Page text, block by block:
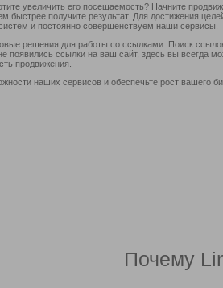
увеличить его посещаемость? Начните
быстрее получите результат. Для достижения
и постоянно совершенствуем наши сервисы.
решения для работы со ссылками: Поиск
появились ссылки на ваш сайт, здесь вы всегда
продвижения.
наших сервисов и обеспечьте рост вашего
Почему